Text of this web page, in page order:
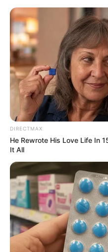
HOME
INSPIRASI
STYLE
FILM &
SERIES
NGAKAK
QUOTES
HYPE
MORE
DIRECTMAX
He Rewrote His Love Life In
It All